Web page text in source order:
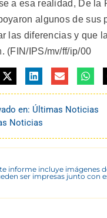
a esa realidad, De la
algunos de sus
las diferencias y que
(FIN/IPS/mv/ff/ip/00
en: Últimas Noticias
Noticias
informe incluye imágenes
ser impresas junto con